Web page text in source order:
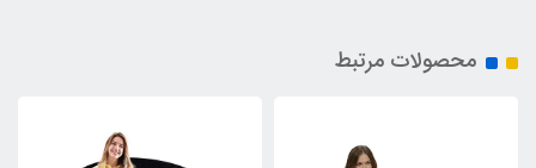
محصولات مرتبط